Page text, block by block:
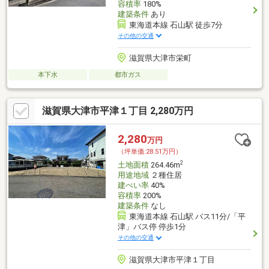
容積率180%
建築条件あり
東海道本線 石山駅 徒歩7分
その他の交通
滋賀県大津市栄町
本下水 都市ガス
滋賀県大津市平津１丁目 2,280万円
2,280万円
（坪単価:28.51万円）
土地面積264.46m2
用途地域２種住居
建ぺい率40%
容積率200%
建築条件なし
東海道本線 石山駅 バス11分/「平
津」バス停 停歩1分
その他の交通
滋賀県大津市平津１丁目